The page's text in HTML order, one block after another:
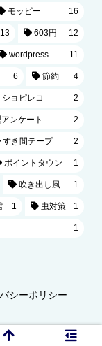
モッピー 16
13 603円 12
wordpress 11
6 節約 4
ショピレコ 2
ンケート 2
すき間テープ 2
ポイントタウン 1
吹き出し風 1
1 虫対策 1
1
シーポリシー
Reserved.